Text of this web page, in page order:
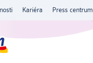
Kariéra Press centrum